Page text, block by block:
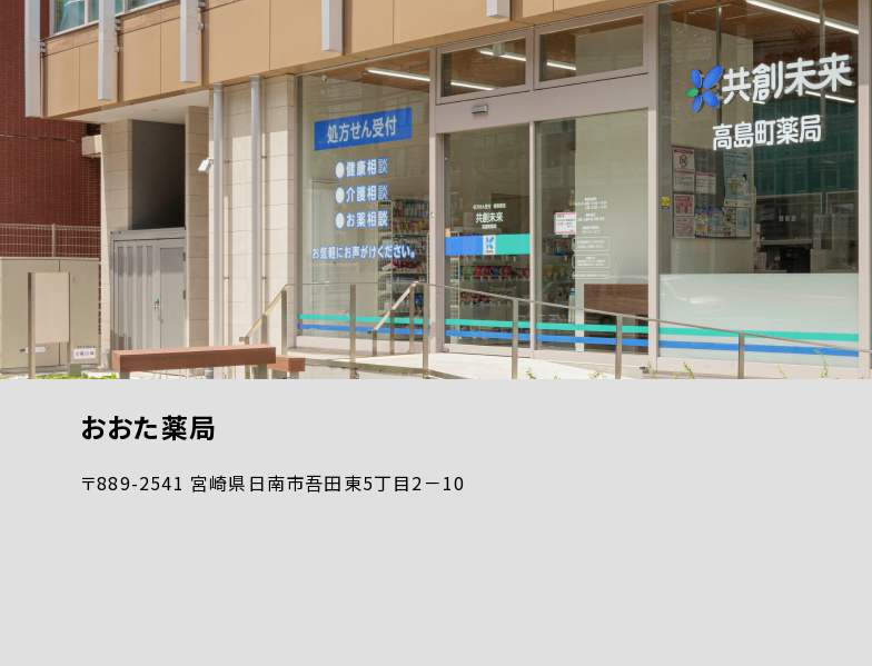
おおた薬局
〒889-2541 宮崎県日南市吾田東5丁目2－10